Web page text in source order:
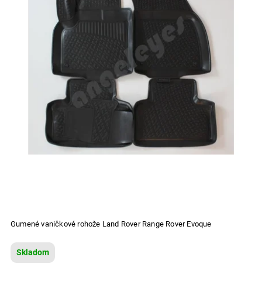
Gumené vaničkové rohože Land Rover Range Rover Evoque
Skladom